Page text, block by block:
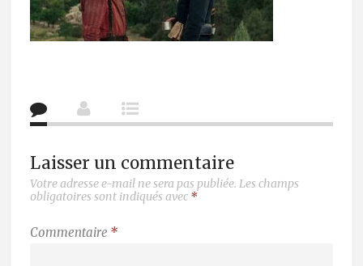
Laisser un commentaire
Votre adresse e-mail ne sera pas publiée. Les champs
obligatoires sont indiqués avec *
Commentaire *